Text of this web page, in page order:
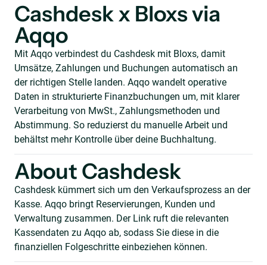
Cashdesk x Bloxs via
Aqqo
Mit Aqqo verbindest du Cashdesk mit Bloxs, damit
Umsätze, Zahlungen und Buchungen automatisch an
der richtigen Stelle landen. Aqqo wandelt operative
Daten in strukturierte Finanzbuchungen um, mit klarer
Verarbeitung von MwSt., Zahlungsmethoden und
Abstimmung. So reduzierst du manuelle Arbeit und
behältst mehr Kontrolle über deine Buchhaltung.
About Cashdesk
Cashdesk kümmert sich um den Verkaufsprozess an der
Kasse. Aqqo bringt Reservierungen, Kunden und
Verwaltung zusammen. Der Link ruft die relevanten
Kassendaten zu Aqqo ab, sodass Sie diese in die
finanziellen Folgeschritte einbeziehen können.